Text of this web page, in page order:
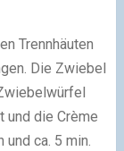
Trennhäuten
Die Zwiebel
und die Crème
ca. 5 min.